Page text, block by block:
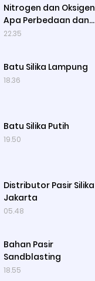
Nitrogen dan Oksigen
Apa Perbedaan dan
Hubungannya di
22.35
Batu Silika Lampung
18.36
Batu Silika Putih
19.50
Distributor Pasir Silika
Jakarta
05.48
Bahan Pasir
Sandblasting
18.55